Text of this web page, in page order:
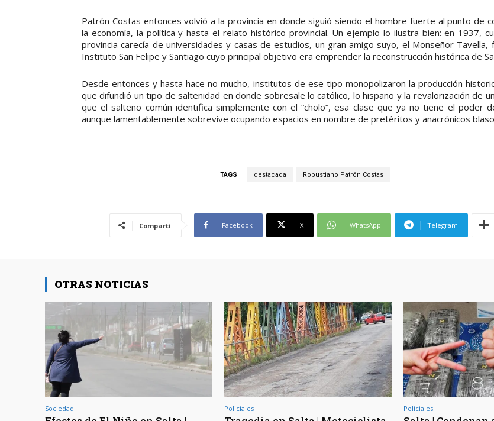
Patrón Costas entonces volvió a la provincia en donde siguió siendo el hombre fuerte al punto de
la economía, la política y hasta el relato histórico provincial. Un ejemplo lo ilustra bien: en 1937,
provincia carecía de universidades y casas de estudios, un gran amigo suyo, el Monseñor Tavella,
Instituto San Felipe y Santiago cuyo principal objetivo era emprender la reconstrucción histórica de
Desde entonces y hasta hace no mucho, institutos de ese tipo monopolizaron la producción
que difundió un tipo de salteñidad en donde sobresale lo católico, lo hispano y la revalorización de
que el salteño común identifica simplemente con el “cholo”, esa clase que ya no tiene el poder
aunque lamentablemente sobrevive ocupando espacios en nombre de pretéritos y anacrónicos
TAGS destacada Robustiano Patrón Costas
Compartí Facebook X WhatsApp Telegram
OTRAS NOTICIAS
Sociedad Policiales Policiales